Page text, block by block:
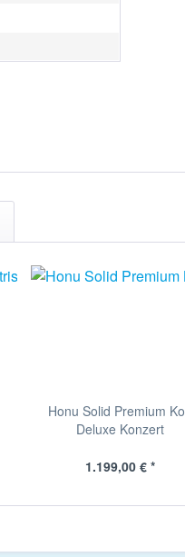
Honu Solid Premium
Deluxe Konzert
1.199,00 € *